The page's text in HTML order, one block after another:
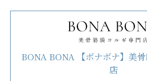
BONA BONA 【ボナボナ】美
店